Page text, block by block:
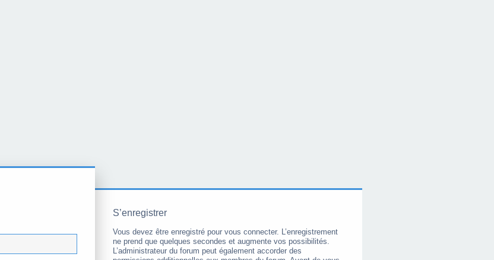
S’enregistrer
Vous devez être enregistré pour vous connecter. L’enregistrement
ne prend que quelques secondes et augmente vos possibilités.
L’administrateur du forum peut également accorder des